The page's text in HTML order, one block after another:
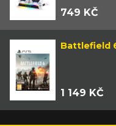
749 KČ
Battlefield
1 149 KČ